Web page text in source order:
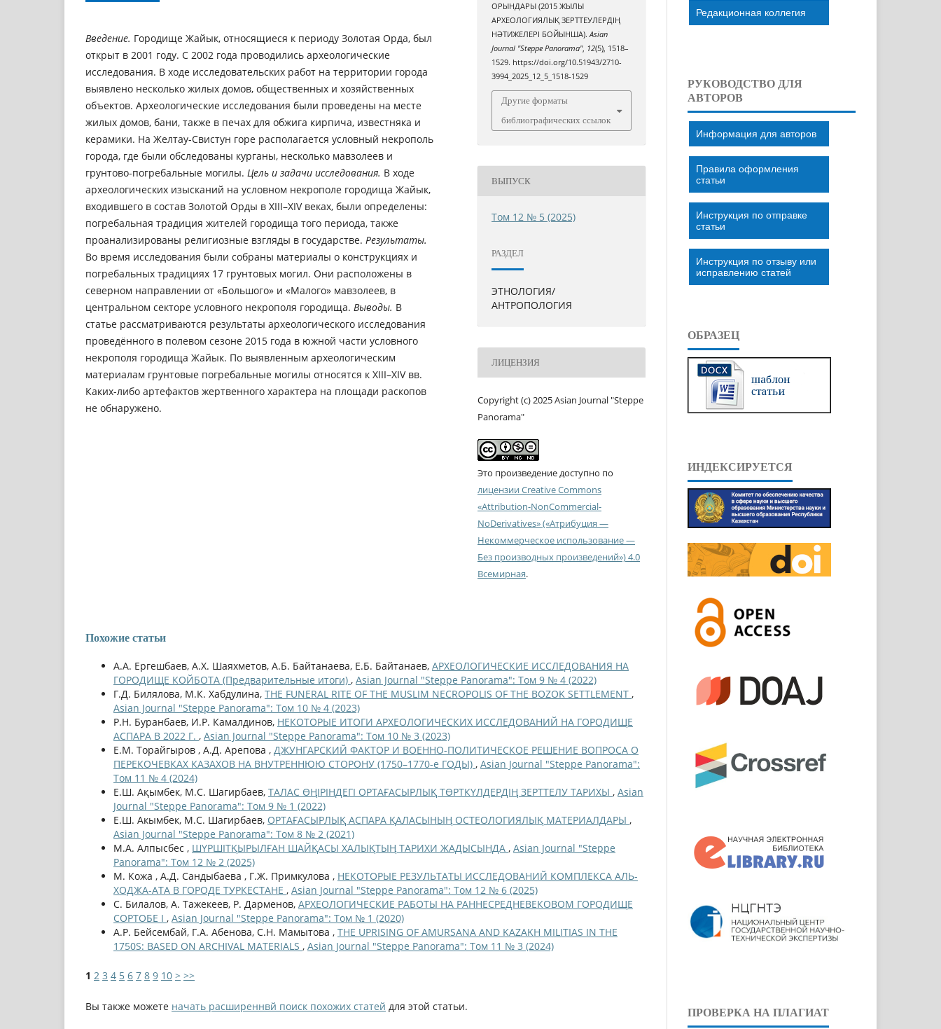
Введение. Городище Жайык, относящиеся к периоду Золотая Орда, был
открыт в 2001 году. С 2002 года проводились археологические
исследования. В ходе исследовательских работ на территории города
выявлено несколько жилых домов, общественных и хозяйственных
объектов. Археологические исследования были проведены на месте
жилых домов, бани, также в печах для обжига кирпича, известняка и
керамики. На Желтау-Свистун горе располагается условный некрополь
города, где были обследованы курганы, несколько мавзолеев и
грунтово-погребальные могилы. Цель и задачи исследования. В ходе
археологических изысканий на условном некрополе городища Жайык,
входившего в состав Золотой Орды в XIII–XIV веках, были определены:
погребальная традиция жителей городища того периода, также
проанализированы религиозные взгляды в государстве. Результаты.
Во время исследования были собраны материалы о конструкциях и
погребальных традициях 17 грунтовых могил. Они расположены в
северном направлении от «Большого» и «Малого» мавзолеев, в
центральном секторе условного некрополя городища. Выводы. В
статье рассматриваются результаты археологического исследования
проведённого в полевом сезоне 2015 года в южной части условного
некрополя городища Жайык. По выявленным археологическим
материалам грунтовые погребальные могилы относятся к XIII–XIV вв.
Каких-либо артефактов жертвенного характера на площади раскопов
не обнаружено.
ОРЫНДАРЫ (2015 ЖЫЛЫ
АРХЕОЛОГИЯЛЫҚ ЗЕРТТЕУЛЕРДІҢ
НӘТИЖЕЛЕРІ БОЙЫНША).Asian
Journal "Steppe Panorama", 12(5), 1518–
1529. https://doi.org/10.51943/2710-
3994_2025_12_5_1518-1529
Другие форматы
библиографических ссылок
ВЫПУСК
Том 12 № 5 (2025)
РАЗДЕЛ
ЭТНОЛОГИЯ/
АНТРОПОЛОГИЯ
ЛИЦЕНЗИЯ
Copyright (c) 2025 Asian Journal "Steppe
Panorama"
Это произведение доступно по
лицензии Creative Commons
«Attribution-NonCommercial-
NoDerivatives» («Атрибуция —
Некоммерческое использование —
Без производных произведений») 4.0
Всемирная.
Похожие статьи
А.А. Ергешбаев, А.Х. Шаяхметов, А.Б. Байтанаева, Е.Б. Байтанаев, АРХЕОЛОГИЧЕСКИЕ ИССЛЕДОВАНИЯ НА
ГОРОДИЩЕ КОЙБОТА (Предварительные итоги) , Asian Journal "Steppe Panorama": Том 9 № 4 (2022)
Г.Д. Билялова, М.К. Хабдулина, THE FUNERAL RITE OF THE MUSLIM NECROPOLIS OF THE BOZOK SETTLEMENT ,
Asian Journal "Steppe Panorama": Том 10 № 4 (2023)
Р.Н. Буранбаев, И.Р. Камалдинов, НЕКОТОРЫЕ ИТОГИ АРХЕОЛОГИЧЕСКИХ ИССЛЕДОВАНИЙ НА ГОРОДИЩЕ
АСПАРА В 2022 Г. , Asian Journal "Steppe Panorama": Том 10 № 3 (2023)
Е.М. Торайгыров , А.Д. Арепова , ДЖУНГАРСКИЙ ФАКТОР И ВОЕННО-ПОЛИТИЧЕСКОЕ РЕШЕНИЕ ВОПРОСА О
ПЕРЕКОЧЕВКАХ КАЗАХОВ НА ВНУТРЕННЮЮ СТОРОНУ (1750–1770-е ГОДЫ) , Asian Journal "Steppe Panorama":
Том 11 № 4 (2024)
Е.Ш. Ақымбек, М.С. Шагирбаев, ТАЛАС ӨҢІРІНДЕГІ ОРТАҒАСЫРЛЫҚ ТӨРТКҮЛДЕРДІҢ ЗЕРТТЕЛУ ТАРИХЫ , Asian
Journal "Steppe Panorama": Том 9 № 1 (2022)
Е.Ш. Акымбек, М.С. Шагирбаев, ОРТАҒАСЫРЛЫҚ АСПАРА ҚАЛАСЫНЫҢ ОСТЕОЛОГИЯЛЫҚ МАТЕРИАЛДАРЫ ,
Asian Journal "Steppe Panorama": Том 8 № 2 (2021)
М.А. Алпысбес , ШҮРШІТҚЫРЫЛҒАН ШАЙҚАСЫ ХАЛЫҚТЫҢ ТАРИХИ ЖАДЫСЫНДА , Asian Journal "Steppe
Panorama": Том 12 № 2 (2025)
М. Кожа , А.Д. Сандыбаева , Г.Ж. Примкулова , НЕКОТОРЫЕ РЕЗУЛЬТАТЫ ИССЛЕДОВАНИЙ КОМПЛЕКСА АЛЬ-
ХОДЖА-АТА В ГОРОДЕ ТУРКЕСТАНЕ , Asian Journal "Steppe Panorama": Том 12 № 6 (2025)
С. Билалов, А. Тажекеев, Р. Дарменов, АРХЕОЛОГИЧЕСКИЕ РАБОТЫ НА РАННЕСРЕДНЕВЕКОВОМ ГОРОДИЩЕ
СОРТОБЕ І , Asian Journal "Steppe Panorama": Том № 1 (2020)
А.Р. Бейсембай, Г.А. Абенова, С.Н. Мамытова , THE UPRISING OF AMURSANA AND KAZAKH MILITIAS IN THE
1750S: BASED ON ARCHIVAL MATERIALS , Asian Journal "Steppe Panorama": Том 11 № 3 (2024)
1 2 3 4 5 6 7 8 9 10 > >>
Вы также можете начать расширеннвй поиск похожих статей для этой статьи.
Редакционная коллегия
РУКОВОДСТВО ДЛЯ
АВТОРОВ
Информация для авторов
Правила оформления
статьи
Инструкция по отправке
статьи
Инструкция по отзыву или
исправлению статей
ОБРАЗЕЦ
ИНДЕКСИРУЕТСЯ
ПРОВЕРКА НА ПЛАГИАТ